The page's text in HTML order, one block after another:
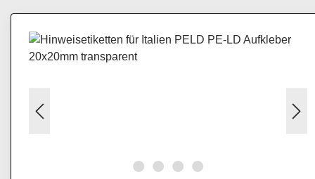
Bildergalerie überspringen